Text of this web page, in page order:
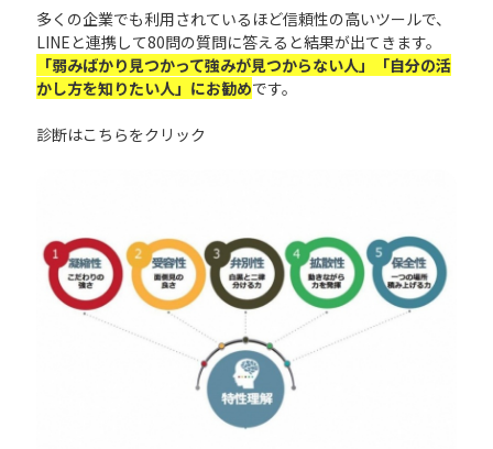
多くの企業でも利用されているほど信頼性の高いツールで、
LINEと連携して80問の質問に答えると結果が出てきます。
「弱みばかり見つかって強みが見つからない人」「自分の活
かし方を知りたい人」にお勧めです。
診断はこちらをクリック